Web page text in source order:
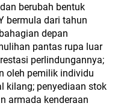
berubah bentuk
bermula dari tahun
depan
pantas rupa luar
perlindungannya;
oleh pemilik individu
kilang; penyediaan stok
armada kenderaan